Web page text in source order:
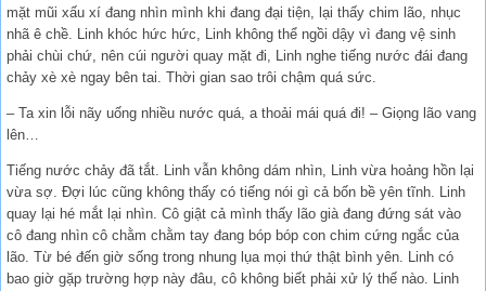
mặt mũi xấu xí đang nhìn mình khi đang đại tiện, lại thấy chim lão, nhục
nhã ê chề. Linh khóc hức hức, Linh không thể ngồi dậy vì đang vệ sinh
phải chùi chứ, nên cúi người quay mặt đi, Linh nghe tiếng nước đái đang
chảy xè xè ngay bên tai. Thời gian sao trôi chậm quá sức.
– Ta xin lỗi nãy uống nhiều nước quá, a thoải mái quá đi! – Giọng lão vang
lên…
Tiếng nước chảy đã tắt. Linh vẫn không dám nhìn, Linh vừa hoảng hồn lại
vừa sợ. Đợi lúc cũng không thấy có tiếng nói gì cả bốn bề yên tĩnh. Linh
quay lại hé mắt lại nhìn. Cô giật cả mình thấy lão già đang đứng sát vào
cô đang nhìn cô chằm chằm tay đang bóp bóp con chim cứng ngắc của
lão. Từ bé đến giờ sống trong nhung lụa mọi thứ thật bình yên. Linh có
bao giờ gặp trường hợp này đâu, cô không biết phải xử lý thế nào. Linh